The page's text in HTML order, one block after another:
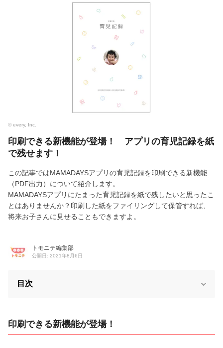
© every, Inc.
印刷できる新機能が登場！ アプリの育児記録を紙
で残せます！
この記事ではMAMADAYSアプリの育児記録を印刷できる新機能
（PDF出力）について紹介します。
MAMADAYSアプリにたまった育児記録を紙で残したいと思ったこ
とはありませんか？印刷した紙をファイリングして保管すれば、
将来お子さんに見せることもできますよ。
トモニテ編集部
公開日: 2021年8月6日
目次
印刷できる新機能が登場！